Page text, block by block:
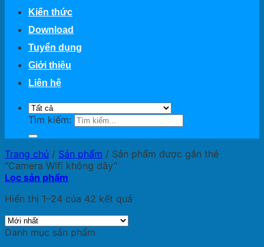
Kiến thức
Download
Tuyển dụng
Giới thiệu
Liên hệ
Tìm kiếm:
Trang chủ / Sản phẩm / Sản phẩm được gắn thẻ
“Camera Wifi không dây”
Lọc sản phẩm
Hiển thị 1–24 của 42 kết quả
Danh mục sản phẩm